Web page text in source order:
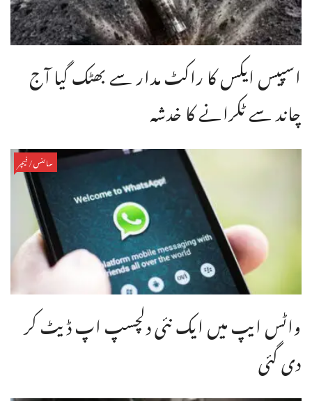
اسپیس ایکس کا راکٹ مدار سے بھٹک گیا آج
چاند سے ٹکرانے کا خدشہ
سائنس/فیچر
واٹس ایپ میں ایک نئی دلچسپ اپ ڈیٹ کر
دی گئی